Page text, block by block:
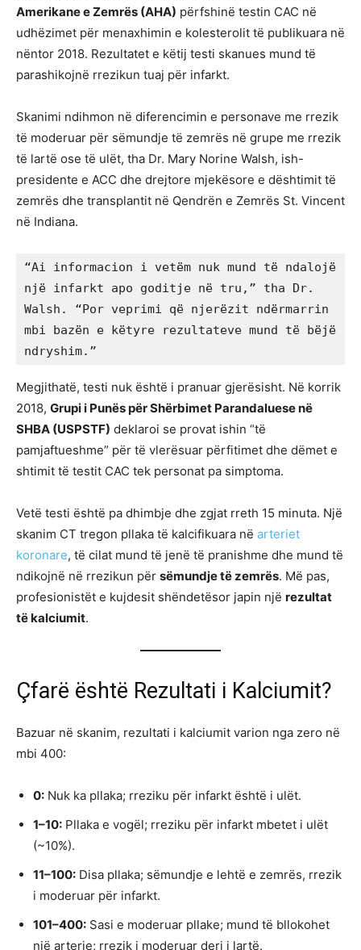
Amerikane e Zemrës (AHA) përfshinë testin CAC në
udhëzimet për menaxhimin e kolesterolit të publikuara në
nëntor 2018. Rezultatet e këtij testi skanues mund të
parashikojnë rrezikun tuaj për infarkt.
Skanimi ndihmon në diferencimin e personave me rrezik
të moderuar për sëmundje të zemrës në grupe me rrezik
të lartë ose të ulët, tha Dr. Mary Norine Walsh, ish-
presidente e ACC dhe drejtore mjekësore e dështimit të
zemrës dhe transplantit në Qendrën e Zemrës St. Vincent
në Indiana.
“Ai informacion i vetëm nuk mund të ndalojë
një infarkt apo goditje në tru,” tha Dr.
Walsh. “Por veprimi që njerëzit ndërmarrin
mbi bazën e këtyre rezultateve mund të bëjë
ndryshim.”
Megjithatë, testi nuk është i pranuar gjerësisht. Në korrik
2018, Grupi i Punës për Shërbimet Parandaluese në
SHBA (USPSTF) deklaroi se provat ishin “të
pamjaftueshme” për të vlerësuar përfitimet dhe dëmet e
shtimit të testit CAC tek personat pa simptoma.
Vetë testi është pa dhimbje dhe zgjat rreth 15 minuta. Një
skanim CT tregon pllaka të kalcifikuara në arteriet
koronare, të cilat mund të jenë të pranishme dhe mund të
ndikojnë në rrezikun për sëmundje të zemrës. Më pas,
profesionistët e kujdesit shëndetësor japin një rezultat
të kalciumit.
Çfarë është Rezultati i Kalciumit?
Bazuar në skanim, rezultati i kalciumit varion nga zero në
mbi 400:
0: Nuk ka pllaka; rreziku për infarkt është i ulët.
1–10: Pllaka e vogël; rreziku për infarkt mbetet i ulët
(~10%).
11–100: Disa pllaka; sëmundje e lehtë e zemrës, rrezik
i moderuar për infarkt.
101–400: Sasi e moderuar pllake; mund të bllokohet
një arterie; rrezik i moderuar deri i lartë.